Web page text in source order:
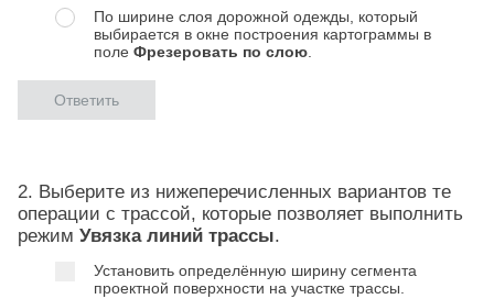
По ширине слоя дорожной одежды, который
выбирается в окне построения картограммы в
поле Фрезеровать по слою
Ответить
2. Выберите из нижеперечисленных вариантов те
операции с трассой, которые позволяет выполнить
режим Увязка линий трассы.
Установить определённую ширину сегмента
проектной поверхности на участке трассы.